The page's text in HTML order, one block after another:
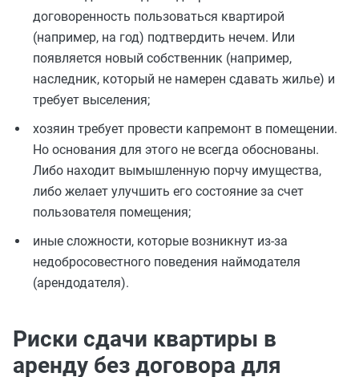
договоренность пользоваться квартирой
(например, на год) подтвердить нечем. Или
появляется новый собственник (например,
наследник, который не намерен сдавать жилье) и
требует выселения;
хозяин требует провести капремонт в помещении.
Но основания для этого не всегда обоснованы.
Либо находит вымышленную порчу имущества,
либо желает улучшить его состояние за счет
пользователя помещения;
иные сложности, которые возникнут из-за
недобросовестного поведения наймодателя
(арендодателя).
Риски сдачи квартиры в
аренду без договора для